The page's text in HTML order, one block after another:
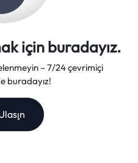
için buradayız.
– 7/24 çevrimiçi
buradayız!